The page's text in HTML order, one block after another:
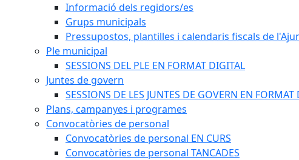
Informació dels regidors/es
Grups municipals
Pressupostos, plantilles i calendaris fiscals de
Ple municipal
SESSIONS DEL PLE EN FORMAT DIGITAL
Juntes de govern
SESSIONS DE LES JUNTES DE GOVERN EN FORMAT
Plans, campanyes i programes
Convocatòries de personal
Convocatòries de personal EN CURS
Convocatòries de personal TANCADES